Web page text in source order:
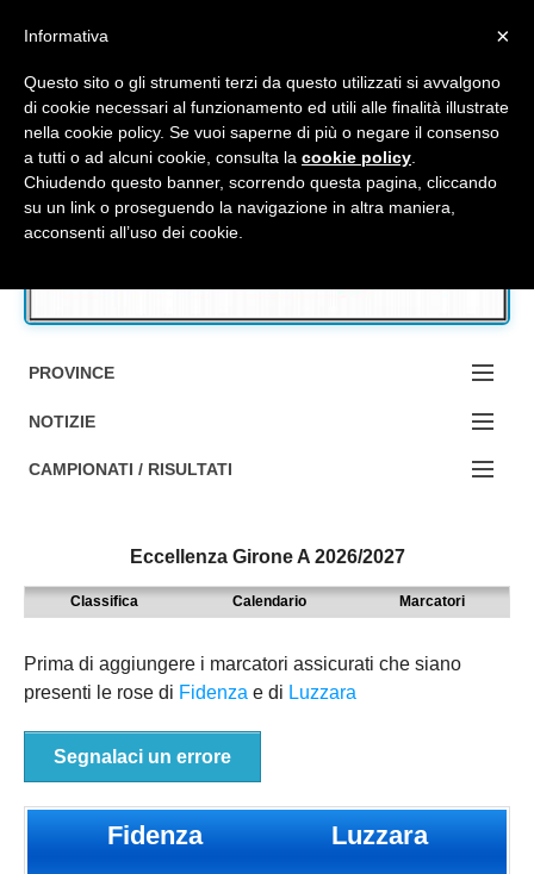
Accedi / Registrati
Contattaci
PROVINCE
EDIZIONE:
BOLOGNA
PARMA
PIACENZA
NOTIZIE
NOTIZIE:
9° TORNEO EMILIAGOL
ECCELLENZA
PRIMA
SECONDA
CAMPIONATI / RISULTATI
REGIONALI
Eccellenza Girone A 2026/2027
Classifica Calendario Marcatori
Prima di aggiungere i marcatori assicurati che siano
presenti le rose di Fidenza e di Luzzara
Segnalaci un errore
Fidenza Luzzara
×
Informativa
Questo sito o gli strumenti terzi da questo utilizzati si avvalgono
di cookie necessari al funzionamento ed utili alle finalità illustrate
nella cookie policy. Se vuoi saperne di più o negare il consenso
a tutti o ad alcuni cookie, consulta la cookie policy
Chiudendo questo banner, scorrendo questa pagina, cliccando
su un link o proseguendo la navigazione in altra maniera,
acconsenti all’uso dei cookie.